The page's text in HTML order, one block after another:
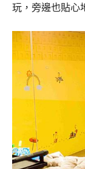
玩，旁邊也貼心